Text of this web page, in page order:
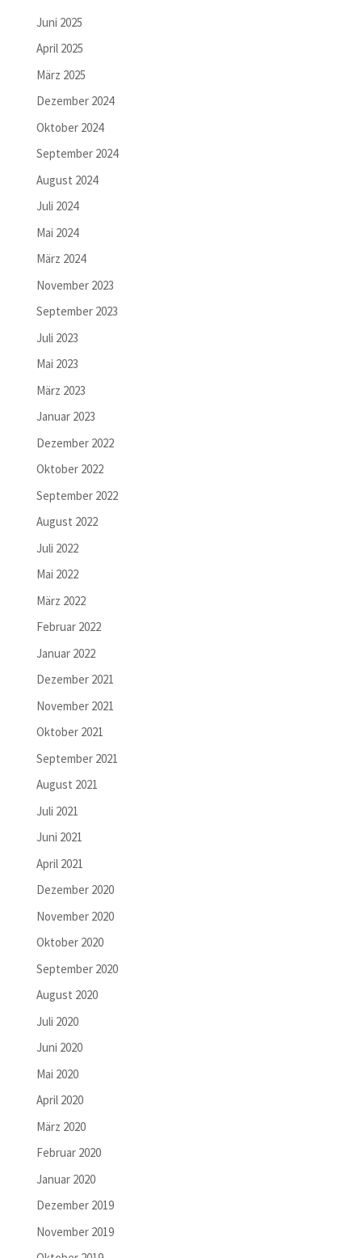
Juni 2025
April 2025
März 2025
Dezember 2024
Oktober 2024
September 2024
August 2024
Juli 2024
Mai 2024
März 2024
November 2023
September 2023
Juli 2023
Mai 2023
März 2023
Januar 2023
Dezember 2022
Oktober 2022
September 2022
August 2022
Juli 2022
Mai 2022
März 2022
Februar 2022
Januar 2022
Dezember 2021
November 2021
Oktober 2021
September 2021
August 2021
Juli 2021
Juni 2021
April 2021
Dezember 2020
November 2020
Oktober 2020
September 2020
August 2020
Juli 2020
Juni 2020
Mai 2020
April 2020
März 2020
Februar 2020
Januar 2020
Dezember 2019
November 2019